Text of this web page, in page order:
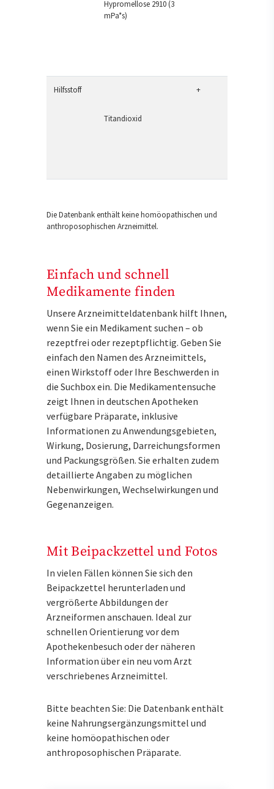
Hypromellose 2910 (3
mPa*s)
Hilfsstoff
Titandioxid
+
Die Datenbank enthält keine homöopathischen und
anthroposophischen Arzneimittel.
Einfach und schnell
Medikamente finden
Unsere Arzneimitteldatenbank hilft Ihnen,
wenn Sie ein Medikament suchen – ob
rezeptfrei oder rezeptpflichtig. Geben Sie
einfach den Namen des Arzneimittels,
einen Wirkstoff oder Ihre Beschwerden in
die Suchbox ein. Die Medikamentensuche
zeigt Ihnen in deutschen Apotheken
verfügbare Präparate, inklusive
Informationen zu Anwendungsgebieten,
Wirkung, Dosierung, Darreichungsformen
und Packungsgrößen. Sie erhalten zudem
detaillierte Angaben zu möglichen
Nebenwirkungen, Wechselwirkungen und
Gegenanzeigen.
Mit Beipackzettel und Fotos
In vielen Fällen können Sie sich den
Beipackzettel herunterladen und
vergrößerte Abbildungen der
Arzneiformen anschauen. Ideal zur
schnellen Orientierung vor dem
Apothekenbesuch oder der näheren
Information über ein neu vom Arzt
verschriebenes Arzneimittel.
Bitte beachten Sie: Die Datenbank enthält
keine Nahrungsergänzungsmittel und
keine homöopathischen oder
anthroposophischen Präparate.